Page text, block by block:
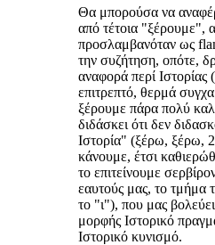
Θα μπορούσα να
από τέτοια "ξέρουμε",
προσλαμβανόταν ως
την συζήτηση, οπότε,
αναφορά περί Ιστορίας
επιτρεπτό, θερμά
ξέρουμε πάρα πολύ
διδάσκει ότι δεν
Ιστορία" (ξέρω, ξέρω,
κάνουμε, έτσι
το επιτείνουμε
εαυτούς μας, το τμήμα
το "ι"), που μας
μορφής Ιστορικό
Ιστορικό κυνισμό.